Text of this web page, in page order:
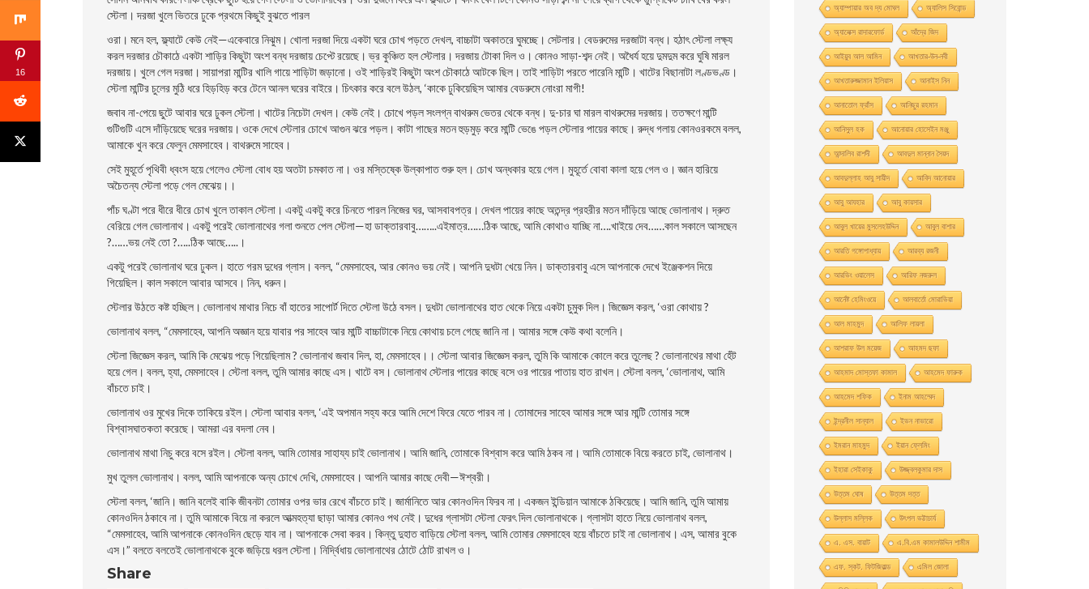
স্টেলা। দরজা খুলে ভিতরে ঢুকে প্রথমে কিছুই বুঝতে পারল
ওরা। মনে হল, ফ্ল্যাটে কেউ নেই—একেবারে নিঝুম। খােলা দরজা দিয়ে একটা ঘরে চোখ পড়তে দেখল, বাচ্চাটা অকাতরে ঘুমচ্ছে। সেটলার। বেডরুমের দরজাটা বন্ধ। হঠাৎ স্টেলা লক্ষ্য
করল দরজার চৌকাঠে একটা শাড়ির কিছুটা অংশ বন্ধ দরজায় চেপ্টে রয়েছে। ভ্র কুঞ্চিত হল স্টেলার। দরজায় টোকা দিল ও। কোনও সাড়া-শব্দ নেই। অধৈর্য হয়ে দুমদুম করে ঘুষি মারল
দরজায়। খুলে গেল দরজা। সায়াপরা মান্টির খালি গায়ে শাড়িটা জড়ানাে। ওই শাড়িরই কিছুটা অংশ চৌকাঠে আটকে ছিল। তাই শাড়িটা পরতে পারেনি মান্টি। খাটের বিছানাটা লণ্ডভণ্ড।
স্টেলা মান্টির চুলের মুঠি ধরে হিড়হিড় করে টেনে আনল ঘরের বাইরে। চিৎকার করে বলে উঠল, ‘কাকে ঢুকিয়েছিস আমার বেডরুমে নােংরা মাগী!
জবাব না-পেয়ে ছুটে আবার ঘরে ঢুকল স্টেলা। খাটের নিচেটা দেখল। কেউ নেই। চোখে পড়ল সংলগ্ন বাথরুম ভেতর থেকে বন্ধ। দু-চার ঘা মারল বাথরুমের দরজায়। ততক্ষণে মান্টি
গুটিগুটি এসে দাঁড়িয়েছে ঘরের দরজায়। ওকে দেখে স্টেলার চোখে আগুন ঝরে পড়ল। কাটা গাছের মতন হুড়মুড় করে মান্টি ভেঙে পড়ল স্টেলার পায়ের কাছে। রুদ্ধ গলায় কোনওরকমে বলল,
আমাকে খুন করে ফেলুন মেমসাহেব। বাথরুমে সাহেব।
সেই মুহূর্তে পৃথিবী ধ্বংস হয়ে গেলেও স্টেলা বােধ হয় অতটা চমকাত না। ওর মস্তিষ্কে উল্কাপাত শুরু হল। চোখ অন্ধকার হয়ে গেল। মুহূর্তে বােবা কালা হয়ে গেল ও। জ্ঞান হারিয়ে
অচৈতন্য স্টেলা পড়ে গেল মেঝেয়।।
পাঁচ ঘণ্টা পরে ধীরে ধীরে চোখ খুলে তাকাল স্টেলা। একটু একটু করে চিনতে পারল নিজের ঘর, আসবাবপত্র। দেখল পায়ের কাছে অতন্দ্র প্রহরীর মতন দাঁড়িয়ে আছে ভােলানাথ। দ্রুত
বেরিয়ে গেল ভােলানাথ। একটু পরেই ভােলানাথের গলা শুনতে পেল স্টেলা—হা ডাক্তারবাবু……..এইমাত্র……ঠিক আছে, আমি কোথাও যাচ্ছি না….খাইয়ে দেব……কাল সকালে আসছেন
?……ভয় নেই তাে ?…..ঠিক আছে…..।
একটু পরেই ভােলানাথ ঘরে ঢুকল। হাতে গরম দুধের গ্লাস। বলল, “মেমসাহেব, আর কোনও ভয় নেই। আপনি দুধটা খেয়ে নিন। ডাক্তারবাবু এসে আপনাকে দেখে ইঞ্জেকশন দিয়ে
গিয়েছিল। কাল সকালে আবার আসবে। নিন, ধরুন।
স্টেলার উঠতে কষ্ট হচ্ছিল। ভােলানাথ মাথার নিচে বাঁ হাতের সাপাের্ট দিতে স্টেলা উঠে বসল। দুধটা ভােলানাথের হাত থেকে নিয়ে একটা চুমুক দিল। জিজ্ঞেস করল, ‘ওরা কোথায় ?
ভােলানাথ বলল, “মেমসাহেব, আপনি অজ্ঞান হয়ে যাবার পর সাহেব আর মান্টি বাচ্চাটাকে নিয়ে কোথায় চলে গেছে জানি না। আমার সঙ্গে কেউ কথা বলেনি।
স্টেলা জিজ্ঞেস করল, আমি কি মেঝেয় পড়ে গিয়েছিলাম ? ভােলানাথ জবাব দিল, হা, মেমসাহেব।। স্টেলা আবার জিজ্ঞেস করল, তুমি কি আমাকে কোলে করে তুলেছ ? ভােলানাথের মাথা হেঁট
হয়ে গেল। বলল, হ্যা, মেমসাহেব। স্টেলা বলল, তুমি আমার কাছে এস। খাটে বস। ভােলানাথ স্টেলার পায়ের কাছে বসে ওর পায়ের পাতায় হাত রাখল। স্টেলা বলল, ‘ভােলানাথ, আমি
বাঁচতে চাই।
ভােলানাথ ওর মুখের দিকে তাকিয়ে রইল। স্টেলা আবার বলল, ‘এই অপমান সহ্য করে আমি দেশে ফিরে যেতে পারব না। তােমাদের সাহেব আমার সঙ্গে আর মান্টি তােমার সঙ্গে
বিশ্বাসঘাতকতা করেছে। আমরা এর বদলা নেব।
ভােলানাথ মাথা নিচু করে বসে রইল। স্টেলা বলল, আমি তােমার সাহায্য চাই ভােলানাথ। আমি জানি, তােমাকে বিশ্বাস করে আমি ঠকব না। আমি তােমাকে বিয়ে করতে চাই, ভােলানাথ।
মুখ তুলল ভােলানাথ। বলল, আমি আপনাকে অন্য চোখে দেখি, মেমসাহেব। আপনি আমার কাছে দেবী—ঈশ্বরী।
স্টেলা বলল, ‘জানি। জানি বলেই বাকি জীবনটা তােমার ওপর ভার রেখে বাঁচতে চাই। জার্মানিতে আর কোনওদিন ফিরব না। একজন ইন্ডিয়ান আমাকে ঠকিয়েছে। আমি জানি, তুমি আমায়
কোনওদিন ঠকাবে না। তুমি আমাকে বিয়ে না করলে আত্মহত্যা ছাড়া আমার কোনও পথ নেই। দুধের গ্লাসটা স্টেলা ফেরৎ দিল ভােলানাথকে। গ্লাসটা হাতে নিয়ে ভােলানাথ বলল,
“মেমসাহেব, আমি আপনাকে কোনওদিন ছেড়ে যাব না। আপনাকে সেবা করব। কিন্তু দুহাত বাড়িয়ে স্টেলা বলল, আমি তােমার মেমসাহেব হয়ে বাঁচতে চাই না ভােলানাথ। এস, আমার বুকে
এস।” বলতে বলতেই ভােলানাথকে বুকে জড়িয়ে ধরল স্টেলা। নির্দ্বিধায় ভােলানাথের ঠোটে ঠোট রাখল ও।
Share
অ্যাম্পায়ার অব দ্য মােঘল অ্যালিস সিবােন্ড
অ্যালেক্স রাদারফোর্ড আঁদ্রে জিদ
আইয়ুব আল আমিন আখতার-উন-নবী
আখতারুজ্জামান ইলিয়াস আনাইস নিন
আনাতােল ফ্রাঁস আনিছুর রহমান
আনিসুল হক আনোয়ার হোসেইন মঞ্জু
আন্দালিব রাশদী আবদুল মান্নান সৈয়দ
আবদুল্লাহ আবু সায়ীদ আবিদ আনোয়ার
আবু আযহার আবু কায়সার
আবুল খায়ের মুসলেহউদ্দিন আবুল বাশার
আরতি গঙ্গোপাধ্যায় আরব্য রজনী
আরভিং ওয়ালেস আরিফ নজরুল
আর্নেষ্ট হেমিংওয়ে আলবার্তো মােরাভিয়া
আল মাহমুদ আলিফ লায়লা
আশরাফ উল ময়েজ আহমদ ছফা
আহমাদ মোস্তফা কামাল আহমেদ ফারুক
আহমেদ শফিক ইনাম আহম্মেদ
ইন্দ্রনীল সান্যাল ইভন নাভারাে
ইমরান মাহমুদ ইয়ান ফ্লেমিং
ইহারা সেইকাকু উজ্জ্বলকুমার দাস
উত্তম ঘােষ উত্তম দত্ত
উল্লাস মল্লিক উৎপল ভট্টাচার্য
এ. এস. বায়াট এ.বি.এম কামালউদ্দিন শামীম
এফ. স্কট. ফিটজিরাল্ড এমিল জোলা
16